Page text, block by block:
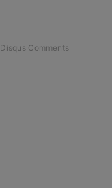
Disqus Comments